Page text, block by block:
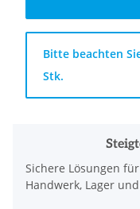
x
Bitte beachten
Stk.
Sichere Lösungen
Handwerk, Lager